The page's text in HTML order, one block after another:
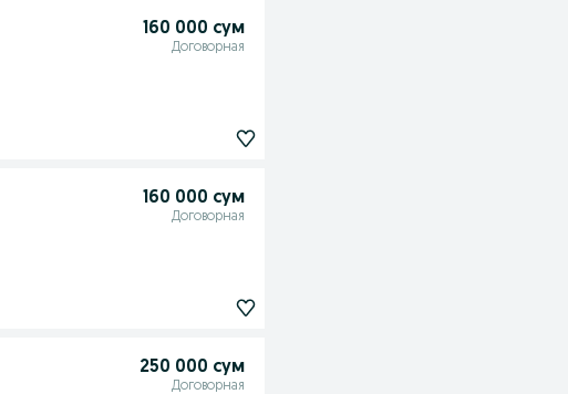
160 000 сум
Договорная
160 000 сум
Договорная
250 000 сум
Договорная